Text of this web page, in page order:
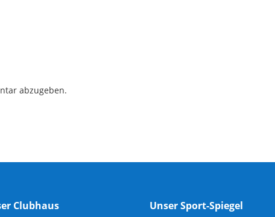
abzugeben.
Clubhaus Unser Sport-Spiegel